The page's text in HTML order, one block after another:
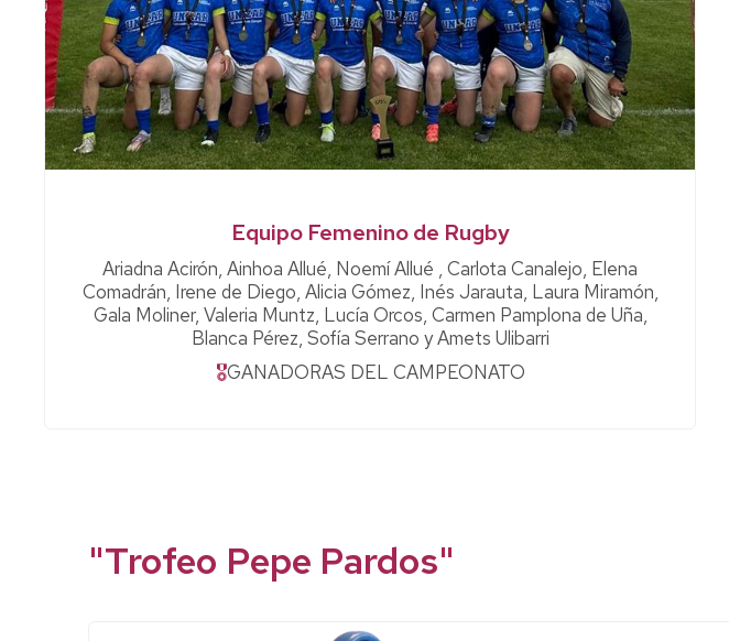
Equipo Femenino de Rugby
Ariadna Acirón, Ainhoa Allué, Noemí Allué , Carlota Canalejo, Elena
Comadrán, Irene de Diego, Alicia Gómez, Inés Jarauta, Laura Miramón,
Gala Moliner, Valeria Muntz, Lucía Orcos, Carmen Pamplona de Uña,
Blanca Pérez, Sofía Serrano y Amets Ulibarri
🎖GANADORAS DEL CAMPEONATO
"Trofeo Pepe Pardos"